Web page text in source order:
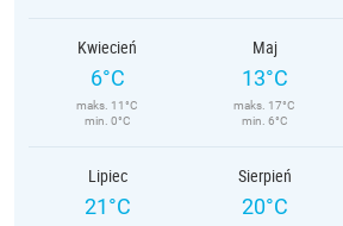
Kwiecień
6°C
maks. 11°C
min. 0°C
Maj
13°C
maks. 17°C
min. 6°C
Lipiec
21°C
Sierpień
20°C